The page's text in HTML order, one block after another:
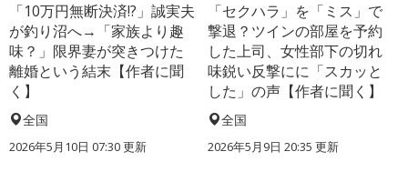
「10万円無断決済!?」誠実夫
が釣り沼へ→「家族より趣
味？」限界妻が突きつけた
離婚という結末【作者に聞
く】
全国
2026年5月10日 07:30 更新
「セクハラ」を「ミス」で
撃退？ツインの部屋を予約
した上司、女性部下の切れ
味鋭い反撃にに「スカッと
した」の声【作者に聞く】
全国
2026年5月9日 20:35 更新